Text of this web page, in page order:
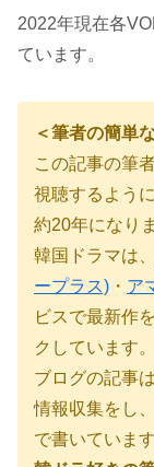
2022年現在各
ています。
＜筆者の簡単
この記事の筆
視聴するよう
約20年になり
韓国ドラマは、
ープラス) ・ ア
ビスで最新作
クしています。
ブログの記事
情報収集をし
で書いています